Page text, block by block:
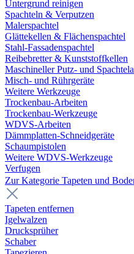
Untergrund reinigen
Spachteln & Verputzen
Malerspachtel
Glättekellen & Flächenspachtel
Stahl-Fassadenspachtel
Reibebretter & Kunststoffkellen
Maschineller Putz- und
Misch- und Rührgeräte
Weitere Werkzeuge
Trockenbau-Arbeiten
Trockenbau-Werkzeuge
WDVS-Arbeiten
Dämmplatten-Schneidgeräte
Schaumpistolen
Weitere WDVS-Werkzeuge
Verfugen
Zur Kategorie Tapeten und
Tapeten entfernen
Igelwalzen
Drucksprüher
Schaber